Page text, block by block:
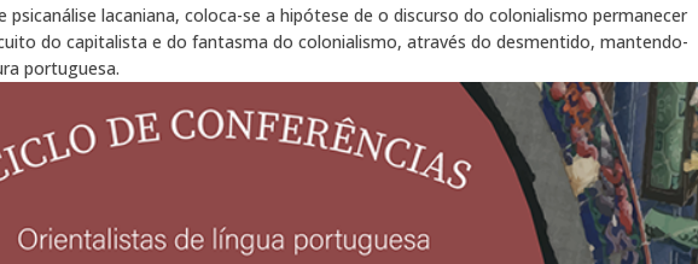
lacaniana, coloca-se a hipótese de o discurso do colonialismo permanecer
do capitalista e do fantasma do colonialismo, através do desmentido, mantendo-
portuguesa.